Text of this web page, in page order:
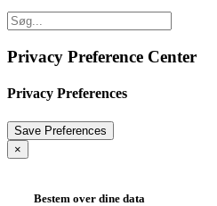
Privacy Preference Center
Privacy Preferences
×
Bestem over dine data